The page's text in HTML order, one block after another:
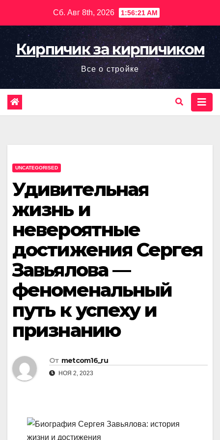
содержимому
Сб. Авг 8th, 2026 1:56:22 AM
Кирпичик за кирпичиком
Все о стройке
UNCATEGORISED
Удивительная
жизнь и
невероятные
достижения Сергея
Завьялова —
феноменальный
путь к успеху и
признанию
От metcom16_ru
НОЯ 2, 2023